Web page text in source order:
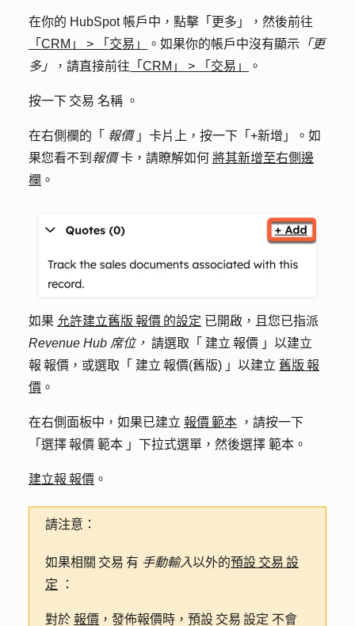
在你的 HubSpot 帳戶中，點擊 「更多」
，然後前往
「CRM」
> 「交易」 。如果你的帳戶中沒有顯示 「更
多」
，請直接前往 「CRM」 > 「交易」 。
按一下 交易 名稱 。
在右側欄的「 報價」卡片上，按一下「 +新增 」。如
果您看不到 報價卡，請瞭解如何 將其新增至右側邊
欄 。
如果 允許建立舊版 報價 的設定 已開啟，且您已指派
Revenue Hub 席位， 請選取「 建立 報價 」以建立
報 報價，或選取「 建立 報價(舊版) 」以建立 舊版 報
價 。
在右側面板中，如果已建立 報價 範本 ，請按一下
「 選擇 報價 範本 」下拉式選單，然後選擇 範本 。
建立報 報價 。
請注意：
如果相關 交易 有 手動輸入以外的預設 交易 設
定 ：
對於 報價 ，發佈報價時，預設 交易 設定 不會